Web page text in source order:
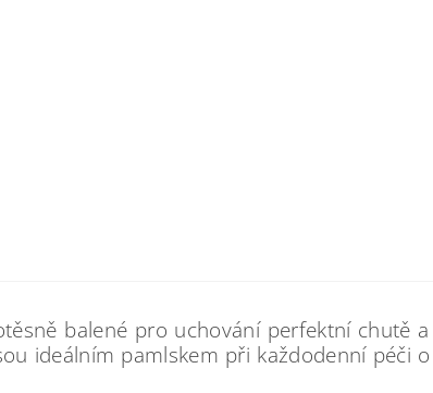
balené pro uchování perfektní chutě
ideálním pamlskem při každodenní péči